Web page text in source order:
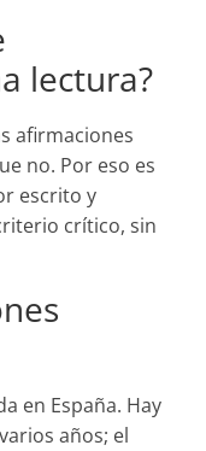
lectura?
afirmaciones
no. Por eso es
escrito y
crítico, sin
en España. Hay
años; el